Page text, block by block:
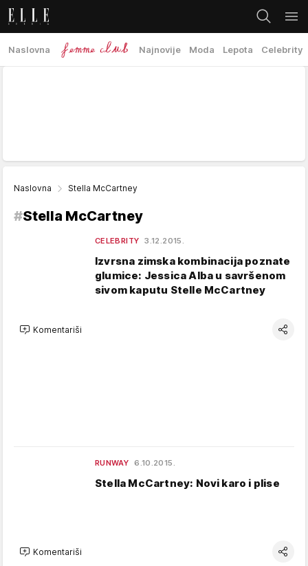
Naslovna Najnovije Moda Lepota Celebrity
Naslovna Stella McCartney
#Stella McCartney
CELEBRITY 3.12.2015.
Izvrsna zimska kombinacija poznate
glumice: Jessica Alba u savršenom
sivom kaputu Stelle McCartney
Komentariši
RUNWAY 6.10.2015.
Stella McCartney: Novi karo i plise
Komentariši